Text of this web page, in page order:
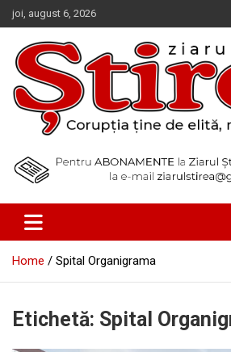
Skip
to
content
joi, august 6, 2026
Ziarul Știrea
Home Spital Organigrama
Etichetă: Spital